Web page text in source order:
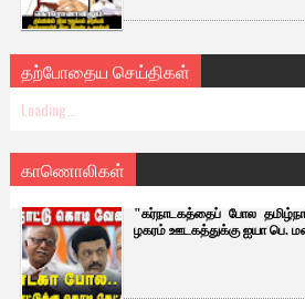
தற்போதைய செய்திகள்
Loading...
காணொலிகள்
"கர்நாடகத்தைப் போல
ழகரம் ஊடகத்துக்கு ஐயா பெ.